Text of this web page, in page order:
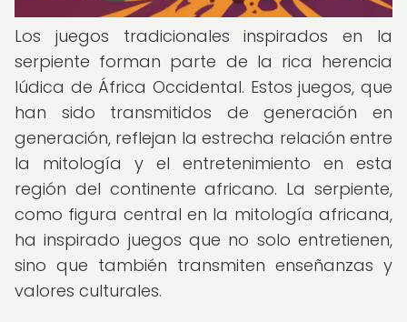
Los juegos tradicionales inspirados en la
serpiente forman parte de la rica herencia
lúdica de África Occidental. Estos juegos, que
han sido transmitidos de generación en
generación, reflejan la estrecha relación entre
la mitología y el entretenimiento en esta
región del continente africano. La serpiente,
como figura central en la mitología africana,
ha inspirado juegos que no solo entretienen,
sino que también transmiten enseñanzas y
valores culturales.